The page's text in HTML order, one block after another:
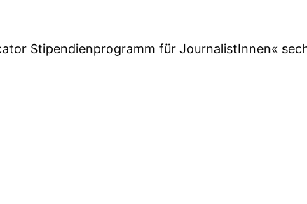
Stipendienprogramm für JournalistInnen«